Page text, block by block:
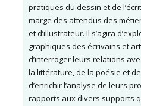
pratiques du dessin et de
marge des attendus des
et d’illustrateur. Il s’agira
graphiques des écrivains et
d’interroger leurs relations
la littérature, de la poésie et
d’enrichir l’analyse de leurs
rapports aux divers supports